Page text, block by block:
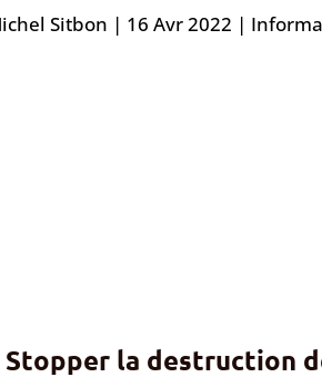
Sitbon | 16 Avr 2022 |
Stopper la destruction